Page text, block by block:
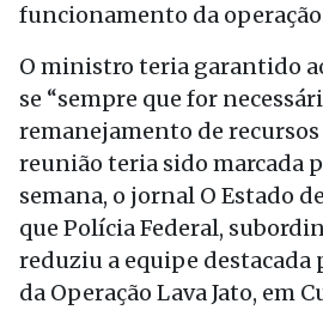
funcionamento da
O ministro teria garantido
se “sempre que for
remanejamento de recursos
reunião teria sido marcada
semana, o jornal O Estado
que Polícia Federal,
reduziu a equipe destacada
da Operação Lava Jato, em